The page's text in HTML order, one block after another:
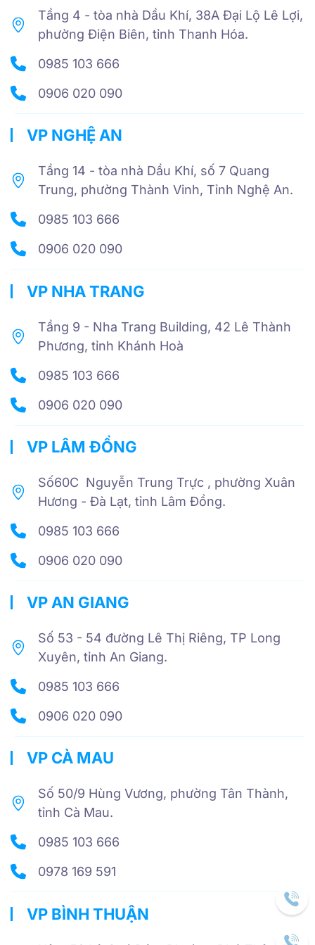
Tầng 4 - tòa nhà Dầu Khí, 38A Đại Lộ Lê Lợi,
phường Điện Biên, tỉnh Thanh Hóa.
0985 103 666
0906 020 090
VP NGHỆ AN
Tầng 14 - tòa nhà Dầu Khí, số 7 Quang
Trung, phường Thành Vinh, Tỉnh Nghệ An.
0985 103 666
0906 020 090
VP NHA TRANG
Tầng 9 - Nha Trang Building, 42 Lê Thành
Phương, tỉnh Khánh Hoà
0985 103 666
0906 020 090
VP LÂM ĐỒNG
Số60C Nguyễn Trung Trực , phường Xuân
Hương - Đà Lạt, tỉnh Lâm Đồng.
0985 103 666
0906 020 090
VP AN GIANG
Số 53 - 54 đường Lê Thị Riêng, TP Long
Xuyên, tỉnh An Giang.
0985 103 666
0906 020 090
VP CÀ MAU
Số 50/9 Hùng Vương, phường Tân Thành,
tỉnh Cà Mau.
0985 103 666
0978 169 591
VP BÌNH THUẬN